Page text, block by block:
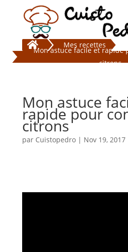
 Mes recettes
Mon astuce facile et rapide
citrons
Mon astuce
rapide pour
citrons
par Cuistopedro| Nov 19, 2017